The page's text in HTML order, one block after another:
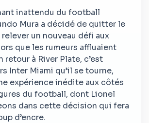
inattendu du football
Mura a décidé de quitter le
un nouveau défi aux
que les rumeurs affluaient
retour à River Plate, c’est
Inter Miami qu’il se tourne,
expérience inédite aux côtés
du football, dont Lionel
dans cette décision qui fera
d’encre.